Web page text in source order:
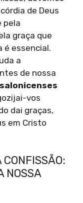
de Deus
pela
graça que
é essencial.
a
de nossa
vos
dai graças,
em Cristo
NOSSA